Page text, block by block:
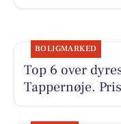
BOLIGMARKED
Top 6 over
Tappernøje.